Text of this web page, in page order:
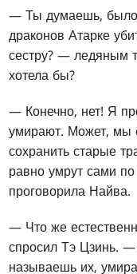
— Ты думаешь, было
драконов Атарке
сестру? — ледяным
хотела бы?
— Конечно, нет! Я
умирают. Может, мы
сохранить старые
равно умрут сами
проговорила Найва.
— Что же
спросил Тэ Цзинь.
называешь их,